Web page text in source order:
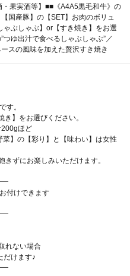
果実酒等】■■《A4A5黒毛和牛》の
国産豚】の【SET】お肉のボリュ
ぶしゃぶ】or【すき焼き】をお選
ゆ出汁で食べるしゃぶしゃぶ”／
スの風味を加えた贅沢すき焼き
す。
】をお選びください。
ほど
菜】の【彩り】と【味わい】は女性
ずにお楽しみいただけます。
付けできます
れない場合
だけます♪